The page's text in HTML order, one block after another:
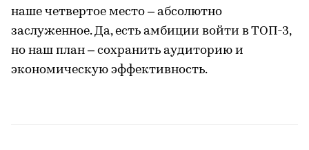
наше четвертое место – абсолютно
заслуженное. Да, есть амбиции войти в ТОП-3,
но наш план – сохранить аудиторию и
экономическую эффективность.